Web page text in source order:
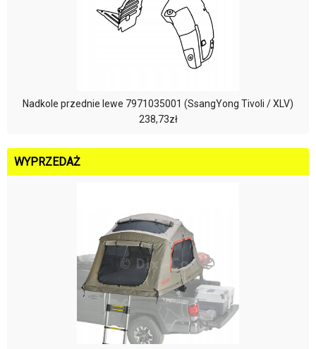
Nadkole przednie lewe 7971035001 (SsangYong Tivoli / XLV)
238,73zł
WYPRZEDAŻ